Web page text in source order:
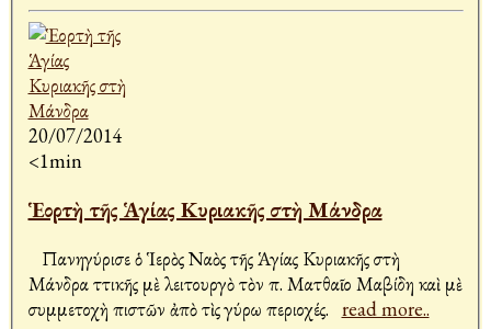
20/07/2014
<1min
Ἑορτὴ τῆς Ἁγίας Κυριακῆς στὴ Μάνδρα
Πανηγύρισε ὁ Ἱερὸς Ναὸς τῆς Ἁγίας Κυριακῆς στὴ
Μάνδρα Ἀττικῆς μὲ λειτουργὸ τὸν π. Ματθαῖο Μαβίδη καὶ μὲ
read more..